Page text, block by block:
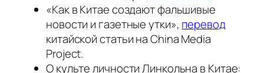
«Как в Китае создают фальшивые
новости и газетные утки», перевод
китайской статьи на China Media
Project.
О культе личности Линкольна в Китае: